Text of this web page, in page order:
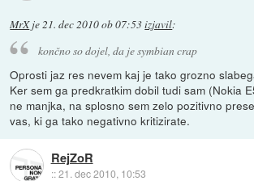
MrXje21. dec 2010 ob 07:53izjavil:
končno so dojel, da je symbian crap
Oprosti jaz res nevem kaj je tako grozno
Ker sem ga predkratkim dobil tudi sam (Nokia
ne manjka, na splosno sem zelo pozitivno
vas, ki ga tako negativno kritizirate.
RejZoR
::21. dec 2010, 10:53